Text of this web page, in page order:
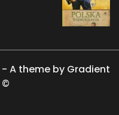
A theme by Gradient
©